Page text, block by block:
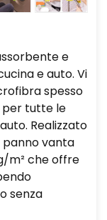
e
e auto. Vi
spesso
per tutte le
Realizzato
panno vanta
m² che offre
senza